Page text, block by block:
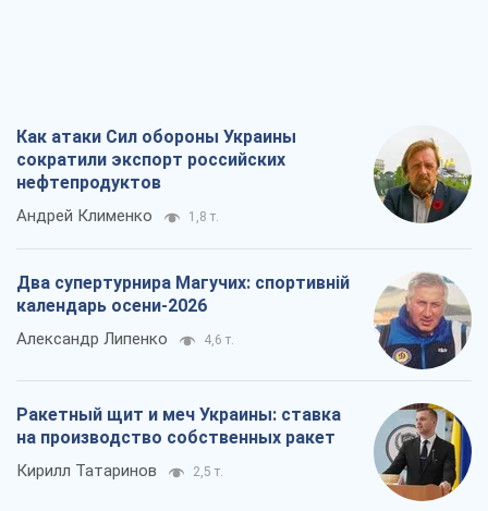
Как атаки Сил обороны Украины
сократили экспорт российских
нефтепродуктов
Андрей Клименко 1,8 т.
Два супертурнира Магучих: спортивній
календарь осени-2026
Александр Липенко 4,6 т.
Ракетный щит и меч Украины: ставка
на производство собственных ракет
Кирилл Татаринов 2,5 т.